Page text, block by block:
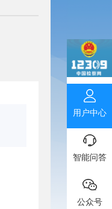
用户中心
智能问答
公众号